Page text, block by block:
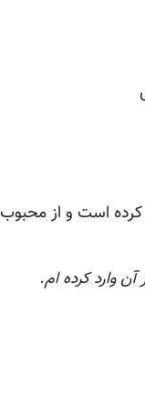
کرده است و از محبوب
وارد کرده ام.